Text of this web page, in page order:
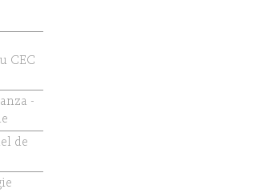
CEC
-
de